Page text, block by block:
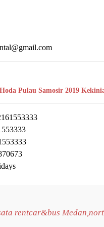
Pulau Samosir 2019
rentcar&bus